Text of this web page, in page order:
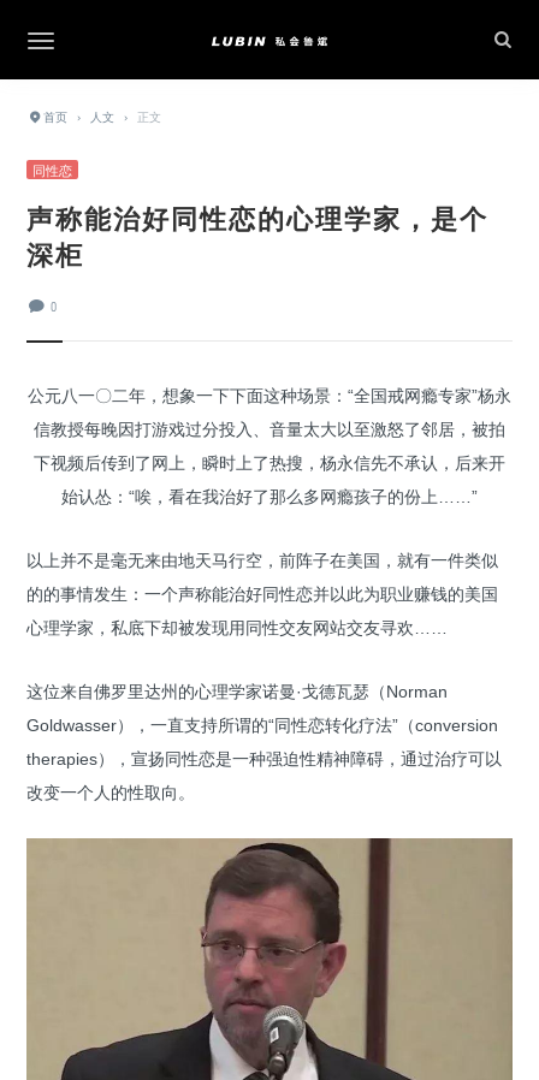
首页 › 人文 › 正文
同性恋
声称能治好同性恋的心理学家，是个
深柜
0
公元八一〇二年，想象一下下面这种场景：“全国戒网瘾专家”杨永
信教授每晚因打游戏过分投入、音量太大以至激怒了邻居，被拍
下视频后传到了网上，瞬时上了热搜，杨永信先不承认，后来开
始认怂：“唉，看在我治好了那么多网瘾孩子的份上……”
以上并不是毫无来由地天马行空，前阵子在美国，就有一件类似
的的事情发生：一个声称能治好同性恋并以此为职业赚钱的美国
心理学家，私底下却被发现用同性交友网站交友寻欢……
这位来自佛罗里达州的心理学家诺曼·戈德瓦瑟（Norman
Goldwasser），一直支持所谓的“同性恋转化疗法”（conversion
therapies），宣扬同性恋是一种强迫性精神障碍，通过治疗可以
改变一个人的性取向。